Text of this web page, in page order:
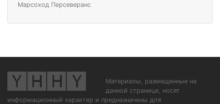
Марсоход Персеверанс
Материалы, размещенные на
данной странице, носят
информационный характер и предназначены для